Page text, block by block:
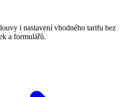
i nastavení vhodného tarifu bez
a formulářů.